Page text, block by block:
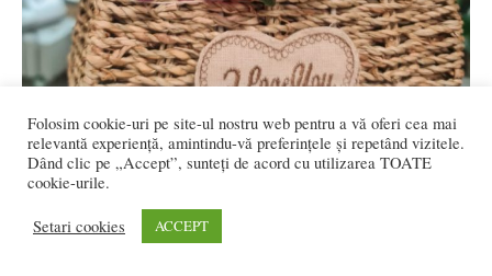
Folosim cookie-uri pe site-ul nostru web pentru a vă oferi cea mai
relevantă experiență, amintindu-vă preferințele și repetând vizitele.
Dând clic pe „Accept”, sunteți de acord cu utilizarea TOATE
cookie-urile.
Setari cookies ACCEPT